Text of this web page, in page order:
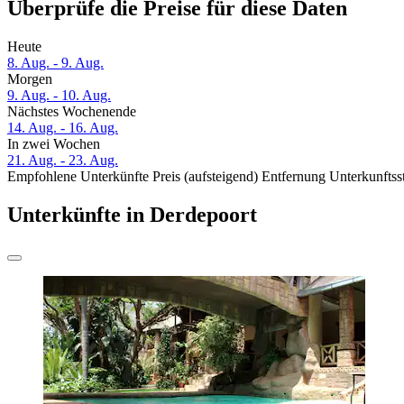
Überprüfe die Preise für diese Daten
Heute
8. Aug. - 9. Aug.
Morgen
9. Aug. - 10. Aug.
Nächstes Wochenende
14. Aug. - 16. Aug.
In zwei Wochen
21. Aug. - 23. Aug.
Empfohlene Unterkünfte Preis (aufsteigend) Entfernung
Unterkünfte in Derdepoort